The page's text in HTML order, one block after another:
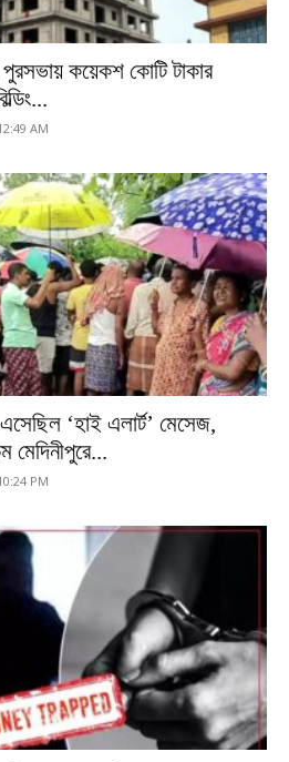
কয়েকশ কোটি টাকার
AM
‘হাই এলার্ট’ মেসেজ,
PM